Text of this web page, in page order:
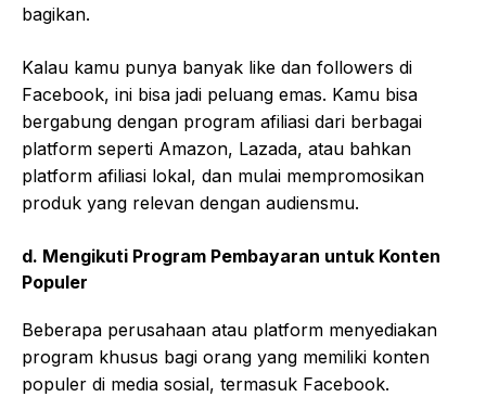
bagikan.
Kalau kamu punya banyak like dan followers di
Facebook, ini bisa jadi peluang emas. Kamu bisa
bergabung dengan program afiliasi dari berbagai
platform seperti Amazon, Lazada, atau bahkan
platform afiliasi lokal, dan mulai mempromosikan
produk yang relevan dengan audiensmu.
d. Mengikuti Program Pembayaran untuk Konten
Populer
Beberapa perusahaan atau platform menyediakan
program khusus bagi orang yang memiliki konten
populer di media sosial, termasuk Facebook.